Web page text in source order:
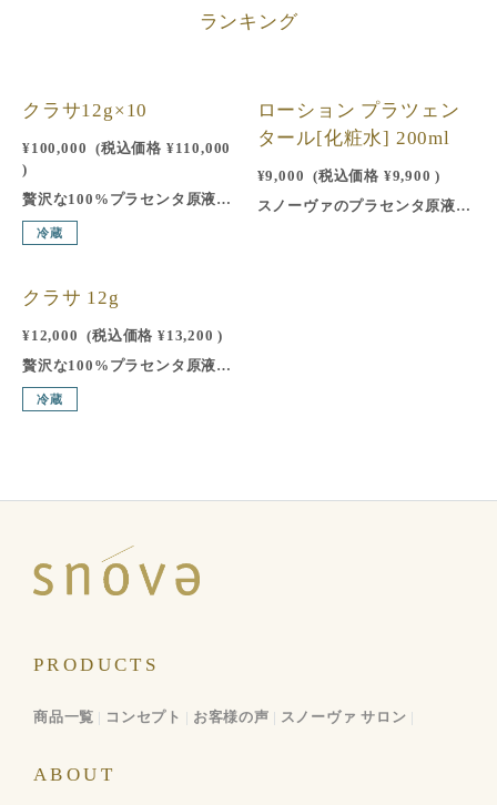
ランキング
クラサ12g×10
¥100,000 (税込価格 ¥110,000
)
贅沢な100%プラセンタ原液。“美しさ”の意味を持つ「クラサ」。特別な管理のもとに飼育したプラセンタの優良品種の豚から、製法特許「乳化抽出法」により、180日の時間と6つの工程をかけて、ていねいに作り上げた100％ピュアなプラセンタ原液。皮脂細胞の修復・補修・活性の働きのある2種のアミノ酸「ヒドロキシプロリン」と「アルブミン」は、このプラセンタにしか含まれていません。水も添加物もいっさい加えていない天然の純粋なプラセンタエキス100％です。1本で約10回ほどご使用いただけます。
冷蔵
ローション プラツェン
タール[化粧水] 200ml
¥9,000 (税込価格 ¥9,900 )
スノーヴァのプラセンタ原液『クラサ』を配合した化粧水。エステサロンの施術コースのために開発された、みずみずしい感触の化粧水。プラセンタ原液「クラサ」をはじめ、肌荒れを防ぎ、紫外線ダメージから肌を守るトウキンセンカ花エキス、抵抗力のある肌を維持するセイヨウノコギリソウエキスなどを配合。お肌を落ち着かせ、ハリとうるおいを与えます。1本で約2ヶ月分ご使用いただけます。
クラサ 12g
¥12,000 (税込価格 ¥13,200 )
贅沢な100%プラセンタ原液。“美しさ”の意味を持つ「クラサ」。特別な管理のもとに飼育したプラセンタの優良品種の豚から、製法特許「乳化抽出法」により、180日の時間と6つの工程をかけて、ていねいに作り上げた100％ピュアなプラセンタ原液。皮脂細胞の修復・補修・活性の働きのある2種のアミノ酸「ヒドロキシプロリン」と「アルブミン」は、このプラセンタにしか含まれていません。水も添加物もいっさい加えていない天然の純粋なプラセンタエキス100％です。1本で約10回ほどご使用いただけます。
冷蔵
PRODUCTS
商品一覧 コンセプト お客様の声 スノーヴァ サロン
ABOUT